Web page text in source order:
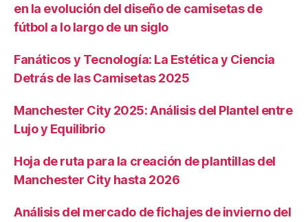
en la evolución del diseño de camisetas de
fútbol a lo largo de un siglo
Fanáticos y Tecnología: La Estética y Ciencia
Detrás de las Camisetas 2025
Manchester City 2025: Análisis del Plantel entre
Lujo y Equilibrio
Hoja de ruta para la creación de plantillas del
Manchester City hasta 2026
Análisis del mercado de fichajes de invierno del